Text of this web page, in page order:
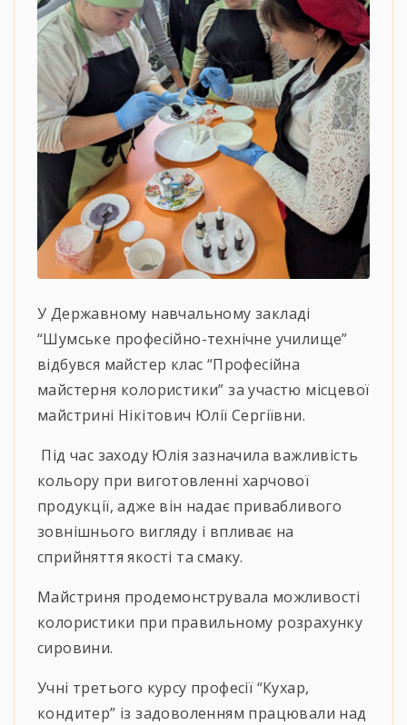
У Державному навчальному закладі
“Шумське професійно-технічне училище”
відбувся майстер клас “Професійна
майстерня колористики” за участю місцевої
майстрині Нікітович Юлії Сергіївни.
Під час заходу Юлія зазначила важливість
кольору при виготовленні харчової
продукції, адже він надає привабливого
зовнішнього вигляду і впливає на
сприйняття якості та смаку.
Майстриня продемонструвала можливості
колористики при правильному розрахунку
сировини.
Учні третього курсу професії “Кухар,
кондитер” із задоволенням працювали над